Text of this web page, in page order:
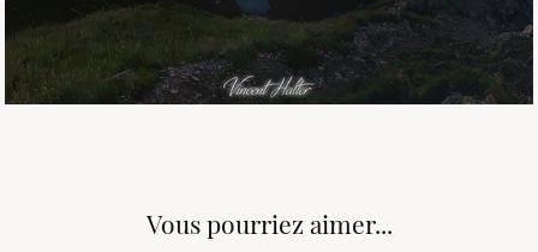
Vous pourriez aimer...